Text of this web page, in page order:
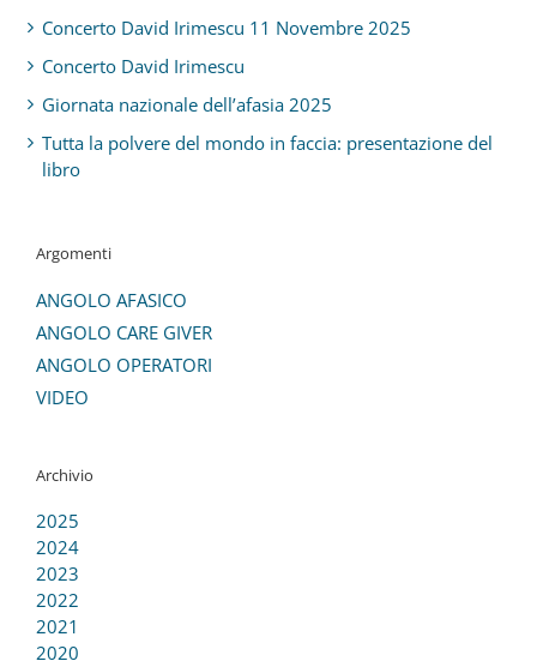
Concerto David Irimescu 11 Novembre 2025
Concerto David Irimescu
Giornata nazionale dell’afasia 2025
Tutta la polvere del mondo in faccia: presentazione del
libro
Argomenti
ANGOLO AFASICO
ANGOLO CARE GIVER
ANGOLO OPERATORI
VIDEO
Archivio
2025
2024
2023
2022
2021
2020